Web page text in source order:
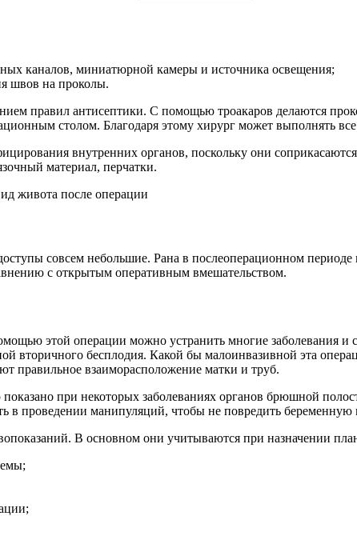
каналов, миниатюрной камеры и источника освещения;
швов на проколы.
правил антисептики. С помощью троакаров делаются
столом. Благодаря этому хирург может выполнять
внутренних органов, поскольку они
материал, перчатки.
совсем небольшие. Рана в послеоперационном периоде
с открытым оперативным вмешательством.
этой операции можно устранить многие заболевания
вторичного бесплодия. Какой бы малоинвазивной эта
правильное взаиморасположение матки и труб.
при некоторых заболеваниях органов брюшной
в проведении манипуляций, чтобы не повредить беременную
В основном они учитываются при назначении